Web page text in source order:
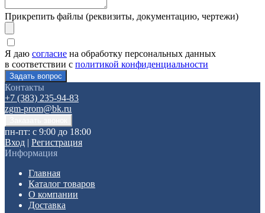
Прикрепить файлы (реквизиты, документацию, чертежи)
Я даю согласие на обработку персональных данных
в соответствии с политикой конфиденциальности
Контакты
+7 (383) 235-94-83
zgm-prom@bk.ru
пн-пт: с 9:00 до 18:00
Вход | Регистрация
Информация
Главная
Каталог товаров
О компании
Доставка